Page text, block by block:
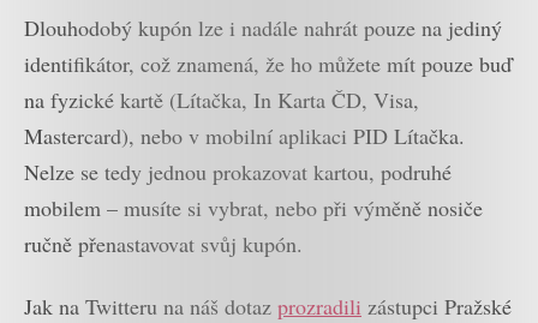
Dlouhodobý kupón lze i nadále nahrát pouze na jediný
identifikátor, což znamená, že ho můžete mít pouze buď
na fyzické kartě (Lítačka, In Karta ČD, Visa,
Mastercard), nebo v mobilní aplikaci PID Lítačka.
Nelze se tedy jednou prokazovat kartou, podruhé
mobilem – musíte si vybrat, nebo při výměně nosiče
ručně přenastavovat svůj kupón.
Jak na Twitteru na náš dotaz prozradili zástupci Pražské